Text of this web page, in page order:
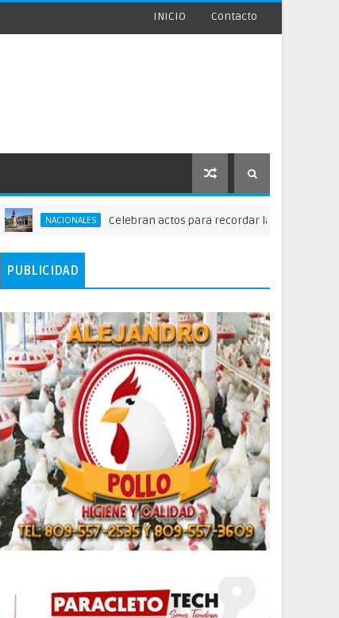
INICIO Contacto
NACIONALES Celebran actos para recordar la fundación de Santo
PUBLICIDAD